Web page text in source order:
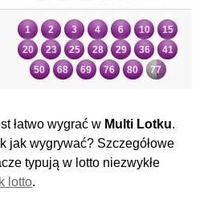
1 2 3 4 6 10
15
20
23 25 28 29 36
41
50
68 69 76 80 77
łatwo wygrać w Multi Lotku.
jak wygrywać? Szczegółowe
typują w lotto niezwykłe
lotto.